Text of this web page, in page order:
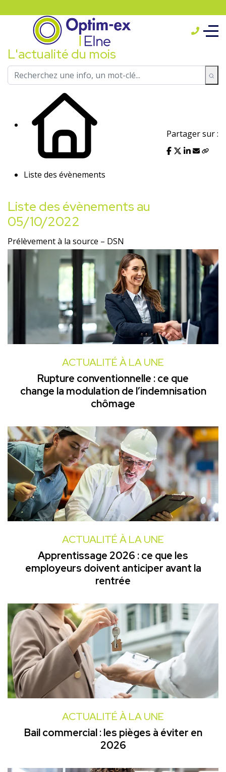
L'actualité du mois
Liste des évènements
Partager sur :
Liste des évènements au
05/10/2022
Prélèvement à la source – DSN
ACTUALITÉ À LA UNE
Rupture conventionnelle : ce que
change la modulation de l’indemnisation
chômage
ACTUALITÉ À LA UNE
Apprentissage 2026 : ce que les
employeurs doivent anticiper avant la
rentrée
ACTUALITÉ À LA UNE
Bail commercial : les pièges à éviter en
2026